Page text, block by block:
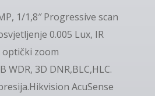
1/1,8″ Progressive scan
0.005 Lux, IR
optički zoom
WDR, 3D DNR,BLC,HLC.
AcuSense